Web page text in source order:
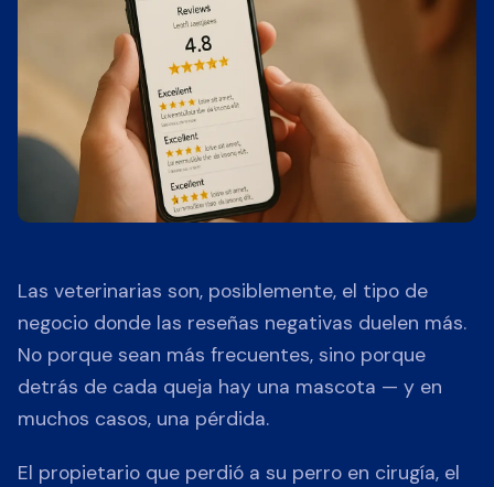
Las veterinarias son, posiblemente, el tipo de
negocio donde las reseñas negativas duelen más.
No porque sean más frecuentes, sino porque
detrás de cada queja hay una mascota — y en
muchos casos, una pérdida.
El propietario que perdió a su perro en cirugía, el